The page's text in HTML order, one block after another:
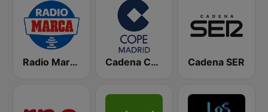
Radio Marca Nacional Cadena COPE Madrid Cadena SER